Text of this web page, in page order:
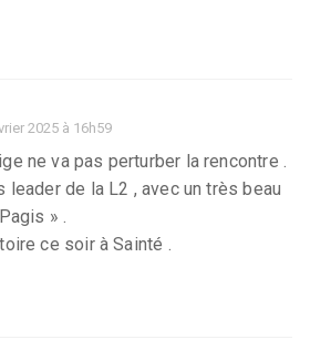
2025 à 16h59
ne va pas perturber la rencontre .
leader de la L2 , avec un très beau
» .
ce soir à Sainté .